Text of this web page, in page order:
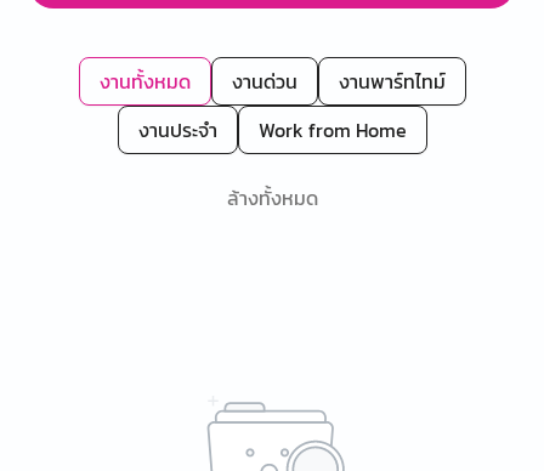
งานทั้งหมด งานด่วน
งานพาร์ทไทม์
งานประจำ
Work from Home
ล้างทั้งหมด